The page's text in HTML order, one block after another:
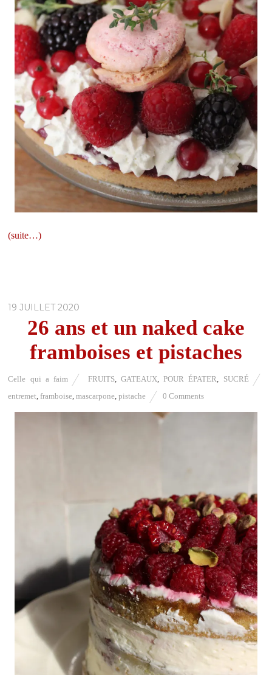
(suite…)
19 JUILLET 2020
26 ans et un naked cake
framboises et pistaches
Celle qui a faim FRUITS, GATEAUX,POUR ÉPATER, SUCRÉ
entremet, framboise,mascarpone,pistache 0 Comments